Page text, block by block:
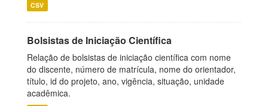
CSV
Bolsistas de Iniciação Científica
Relação de bolsistas de iniciação científica com nome
do discente, número de matrícula, nome do orientador,
título, id do projeto, ano, vigência, situação, unidade
acadêmica.